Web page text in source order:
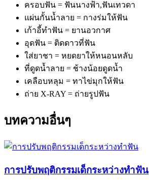
ครอบฟัน = ฟันนางฟ้า,ฟันเทวดา
แผ่นกั้นน้ำลาย = กางร่มให้ฟัน
เก้าอี้ทำฟัน = ยานอวกาศ
อุดฟัน = ติดดาวที่ฟัน
ใส่ยาชา = หยดยาให้หนอนหลับ
ที่ดูดน้ำลาย = ช้างน้อยดูดน้ำ
เคลือบหลุม = ทาไข่มุกให้ฟัน
ถ่าย X-RAY = ถ่ายรูปฟัน
บทความอื่นๆ
การปรับพฤติกรรมเด็กระหว่างทำฟัน